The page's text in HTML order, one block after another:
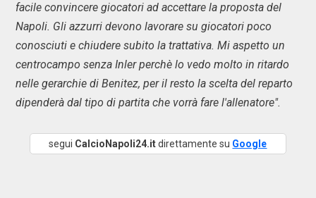
facile convincere giocatori ad accettare la proposta del
Napoli. Gli azzurri devono lavorare su giocatori poco
conosciuti e chiudere subito la trattativa. Mi aspetto un
centrocampo senza Inler perchè lo vedo molto in ritardo
nelle gerarchie di Benitez, per il resto la scelta del reparto
dipenderà dal tipo di partita che vorrà fare l'allenatore".
segui CalcioNapoli24.itdirettamente su Google